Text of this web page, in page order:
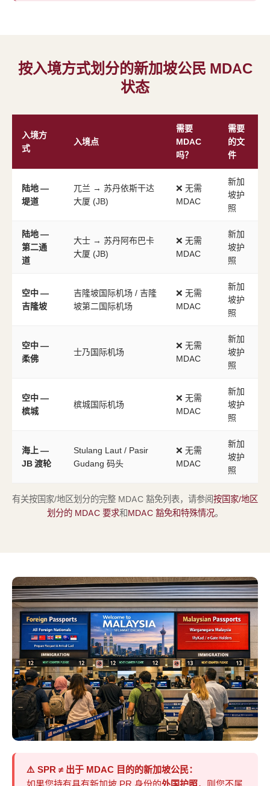
按入境方式划分的新加坡公民 MDAC
状态
入境方
式
入境点
需要
MDAC
吗？
需要
的文
件
陆地 —
堤道
兀兰 → 苏丹依斯干达
大厦 (JB)
❌ 无需
MDAC
新加
坡护
照
陆地 —
第二通
道
大士 → 苏丹阿布巴卡
大厦 (JB)
❌ 无需
MDAC
新加
坡护
照
空中 —
吉隆坡
吉隆坡国际机场 / 吉隆
坡第二国际机场
❌ 无需
MDAC
新加
坡护
照
空中 —
柔佛
士乃国际机场
❌ 无需
MDAC
新加
坡护
照
空中 —
槟城
槟城国际机场
❌ 无需
MDAC
新加
坡护
照
海上 —
JB 渡轮
Stulang Laut / Pasir
Gudang 码头
❌ 无需
MDAC
新加
坡护
照
有关按国家/地区划分的完整 MDAC 豁免列表，请参阅按国家/地区
划分的 MDAC 要求和MDAC 豁免和特殊情况。
⚠️ SPR ≠ 出于 MDAC 目的的新加坡公民：